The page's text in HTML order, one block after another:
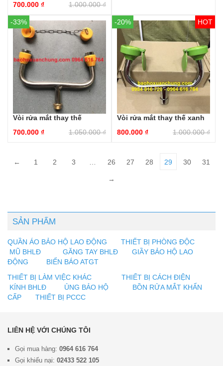
1.000.000₫
700.000 ₫
-33%
Vòi rửa mắt thay thế
1.050.000₫
700.000 ₫
-20%
Vòi rửa mắt thay thế xanh
1.000.000₫
800.000 ₫
← 1 2 3 26 27 28 29 30 31
→
SẢN PHẨM
QUẦN ÁO BẢO HỘ LAO ĐỘNG
THIẾT BỊ PHÒNG ĐỘC
MŨ BHLĐ
GĂNG TAY BHLĐ
GIẦY BẢO HỘ LAO
ĐỘNG
BIỂN BÁO ATGT
THIẾT BỊ LÀM VIỆC KHÁC
THIẾT BỊ CÁCH ĐIỆN
KÍNH BHLĐ
ỦNG BẢO HỘ
BỒN RỬA MẮT KHẨN
CẤP
THIẾT BỊ PCCC
LIÊN HỆ VỚI CHÚNG TÔI
Gọi mua hàng: 0964 616 764
Gọi khiếu nại: 02433 522 105